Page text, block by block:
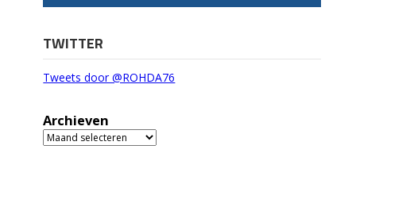
TWITTER
Tweets door @ROHDA76
Archieven
Archieven